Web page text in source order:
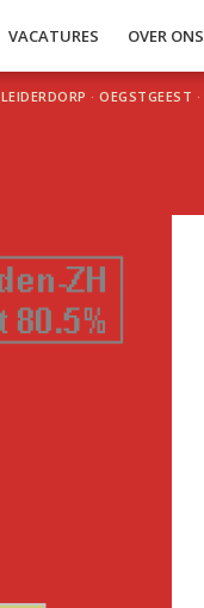
VACATURES OVER ONS
LEIDERDORP · OEGSTGEEST ·